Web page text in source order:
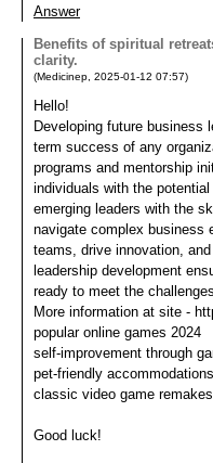
Answer
Benefits of spiritual
clarity.
(Medicinep 2025-01-12 07:57)
Hello!
Developing future business
term success of any
programs and mentorship
individuals with the
emerging leaders with the
navigate complex business
teams, drive innovation,
leadership development
ready to meet the
More information at site -
popular online games 2024
self-improvement through
pet-friendly
classic video game
Good luck!